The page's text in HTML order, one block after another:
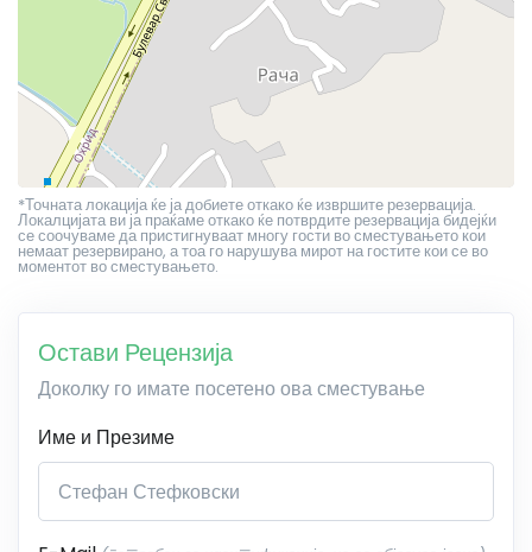
*Точната локација ќе ја добиете откако ќе извршите резервација.
Локалцијата ви ја праќаме откако ќе потврдите резервација бидејќи
се соочуваме да пристигнуваат многу гости во сместувањето кои
немаат резервирано, а тоа го нарушува мирот на гостите кои се во
моментот во сместувањето.
Остави Рецензија
Доколку го имате посетено ова сместување
Име и Презиме